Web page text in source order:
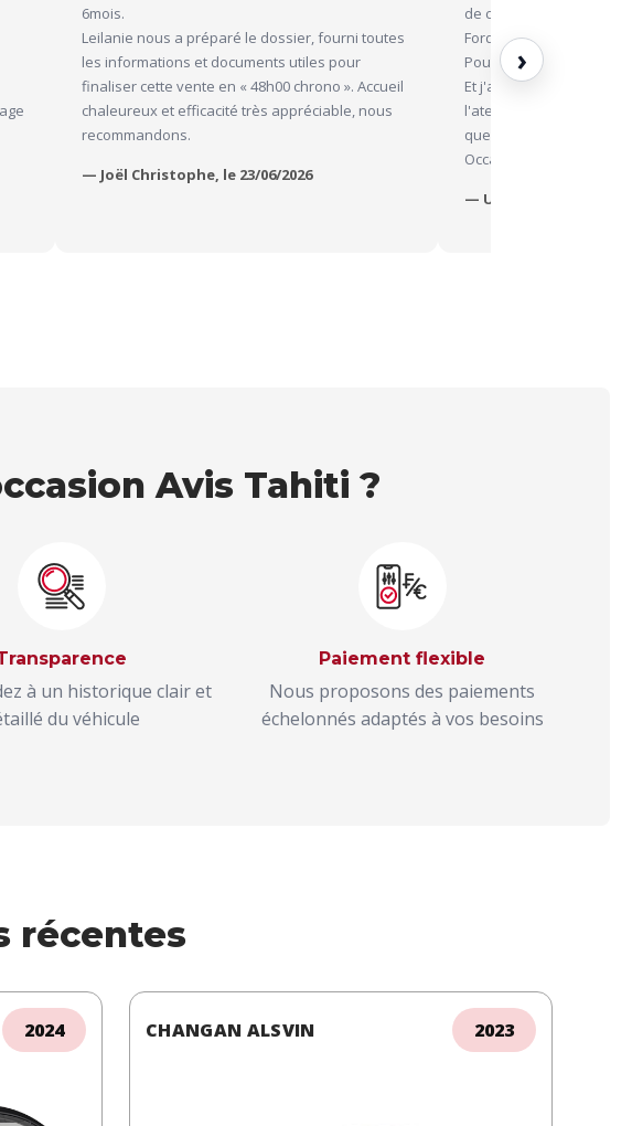
6mois.
Leilanie nous a préparé le dossier, fourni toutes
les informations et documents utiles pour
finaliser cette vente en « 48h00 chrono ». Accueil
chaleureux et efficacité très appréciable, nous
recommandons.
— Joël Christophe, le 23/06/2026
de coeur pour une MG.
Ford Fiesta. J'étais très
Pour mon deuxième
Et j'ai une garantie de 6
l'atelier mécanique. Si
que la troisième fois, je
Occasion !
— Uratua, le 22/05/2026
›
Avis Tahiti ?
à un historique clair et
du véhicule
Paiement flexible
Nous proposons des paiements
échelonnés adaptés à vos besoins
récentes
2024 CHANGAN ALSVIN 2023